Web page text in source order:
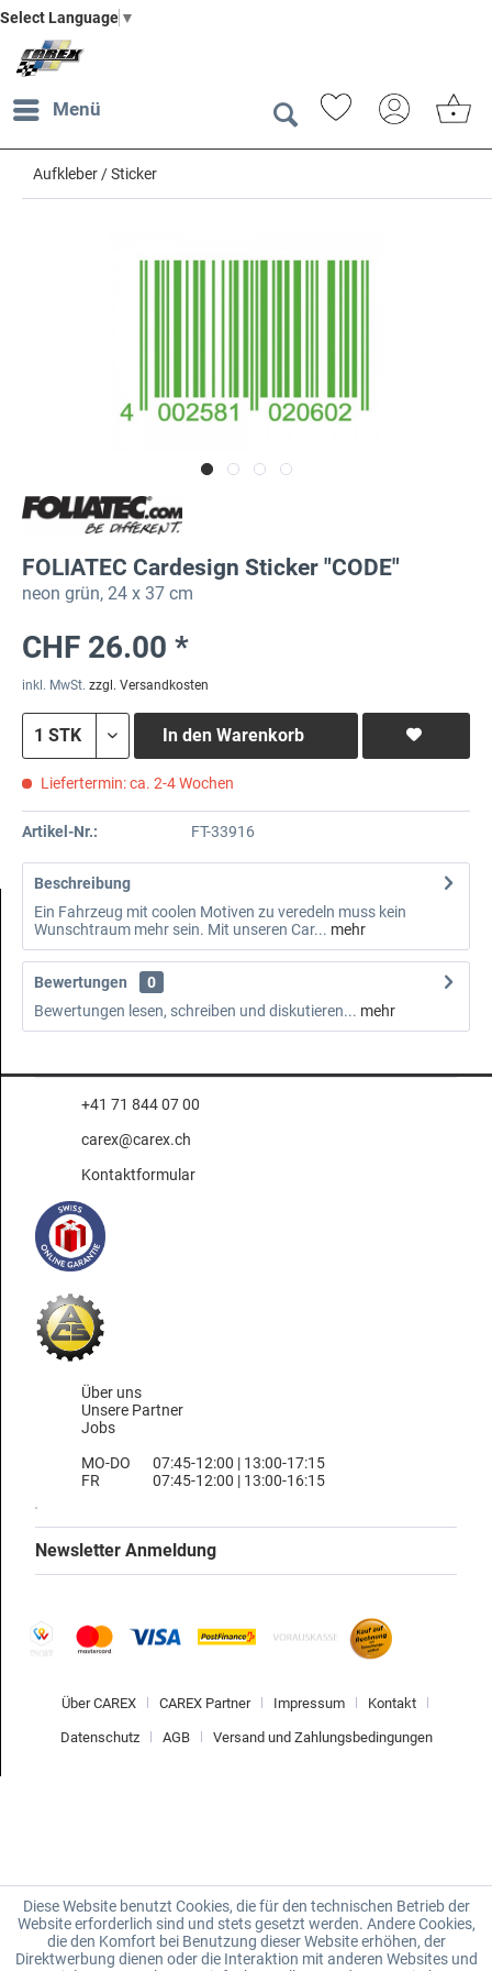
Select Language ▼
Menü
Aufkleber / Sticker
FOLIATEC Cardesign Sticker "CODE"
neon grün, 24 x 37 cm
CHF 26.00 *
inkl. MwSt. zzgl. Versandkosten
In den Warenkorb
Liefertermin: ca. 2-4 Wochen
Artikel-Nr.: FT-33916
Beschreibung
Ein Fahrzeug mit coolen Motiven zu veredeln muss kein
Wunschtraum mehr sein. Mit unseren Car... mehr
Bewertungen
0
Bewertungen lesen, schreiben und diskutieren... mehr
+41 71 844 07 00
carex@carex.ch
Kontaktformular
Über uns
Unsere Partner
Jobs
MO-DO
FR
07:45-12:00 | 13:00-17:15
07:45-12:00 | 13:00-16:15
Newsletter Anmeldung
Über CAREX CAREX Partner Impressum Kontakt
Datenschutz AGB Versand und Zahlungsbedingungen
Diese Website benutzt Cookies, die für den technischen Betrieb der
Website erforderlich sind und stets gesetzt werden. Andere Cookies,
die den Komfort bei Benutzung dieser Website erhöhen, der
Direktwerbung dienen oder die Interaktion mit anderen Websites und